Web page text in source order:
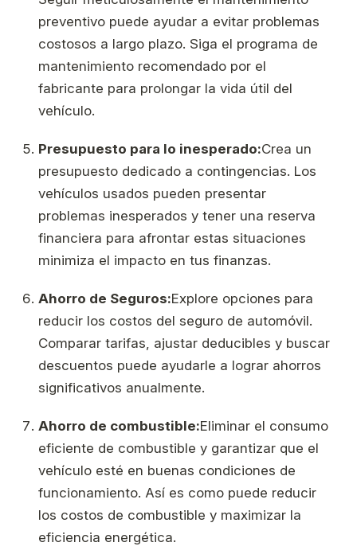
preventivo puede ayudar a evitar problemas
costosos a largo plazo. Siga el programa de
mantenimiento recomendado por el
fabricante para prolongar la vida útil del
vehículo.
Presupuesto para lo inesperado:Crea un
presupuesto dedicado a contingencias. Los
vehículos usados ​​pueden presentar
problemas inesperados y tener una reserva
financiera para afrontar estas situaciones
minimiza el impacto en tus finanzas.
Ahorro de Seguros:Explore opciones para
reducir los costos del seguro de automóvil.
Comparar tarifas, ajustar deducibles y buscar
descuentos puede ayudarle a lograr ahorros
significativos anualmente.
Ahorro de combustible:Eliminar el consumo
eficiente de combustible y garantizar que el
vehículo esté en buenas condiciones de
funcionamiento. Así es como puede reducir
los costos de combustible y maximizar la
eficiencia energética.